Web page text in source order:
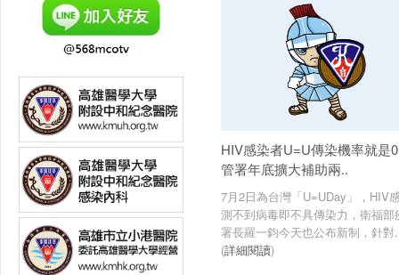
HIV感染者U=U傳染機率就是
管署年底擴大補助兩..
7月2日為台灣「U=UDay」，HIV
測不到病毒即不具傳染力，衛福部
署長羅一鈞今天也公布新制，針對
(詳細閱讀)